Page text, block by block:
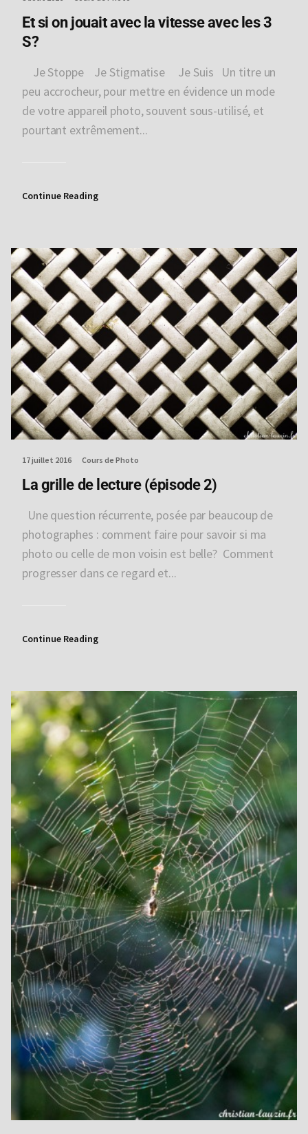
Et si on jouait avec la vitesse avec les 3
S?
Je Stoppe Je Stigmatise Je Suis Un titre un
peu accrocheur, pour mettre en évidence un mode
de votre appareil photo, souvent sous-utilisé, et
pourtant extrêmement...
Continue Reading
17 juillet 2016 Cours de Photo
La grille de lecture (épisode 2)
Une question récurrente, posée par beaucoup de
photographes : comment faire pour savoir si ma
photo ou celle de mon voisin est belle? Comment
progresser dans ce regard et...
Continue Reading